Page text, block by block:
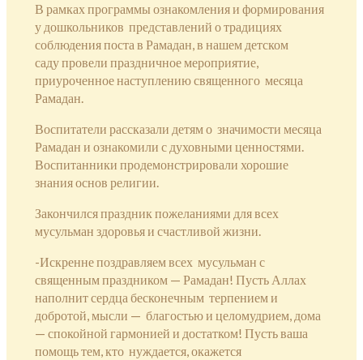
В рамках программы ознакомления и формирования
у дошкольников представлений о традициях
соблюдения поста в Рамадан, в нашем детском
саду провели праздничное мероприятие,
приуроченное наступлению священного месяца
Рамадан.
Воспитатели рассказали детям о значимости месяца
Рамадан и ознакомили с духовными ценностями.
Воспитанники продемонстрировали хорошие
знания основ религии.
Закончился праздник пожеланиями для всех
мусульман здоровья и счастливой жизни.
-Искренне поздравляем всех мусульман с
священным праздником — Рамадан! Пусть Аллах
наполнит сердца бесконечным терпением и
добротой, мысли — благостью и целомудрием, дома
— спокойной гармонией и достатком! Пусть ваша
помощь тем, кто нуждается, окажется